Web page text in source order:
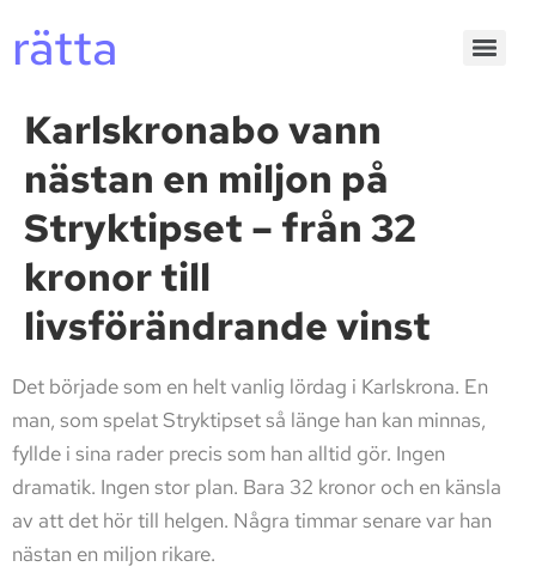
rätta
Karlskronabo vann
nästan en miljon på
Stryktipset – från 32
kronor till
livsförändrande vinst
Det började som en helt vanlig lördag i Karlskrona. En
man, som spelat Stryktipset så länge han kan minnas,
fyllde i sina rader precis som han alltid gör. Ingen
dramatik. Ingen stor plan. Bara 32 kronor och en känsla
av att det hör till helgen. Några timmar senare var han
nästan en miljon rikare.